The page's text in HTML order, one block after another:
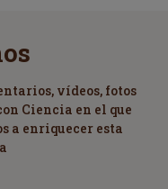
vídeos, fotos
Ciencia en el que
a enriquecer esta